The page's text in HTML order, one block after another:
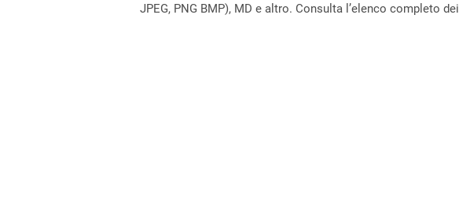
JPEG, PNG BMP), MD e altro. Consulta l’elenco completo dei